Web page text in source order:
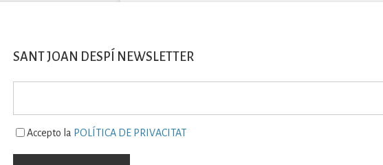
SANT JOAN DESPÍ NEWSLETTER
Accepto la POLÍTICA DE PRIVACITAT